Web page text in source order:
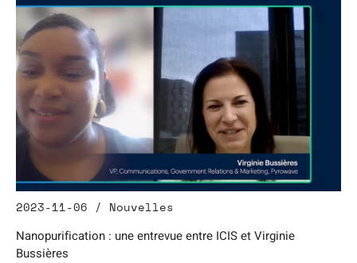
2023-11-06 / Nouvelles
Nanopurification : une entrevue entre ICIS et Virginie
Bussières